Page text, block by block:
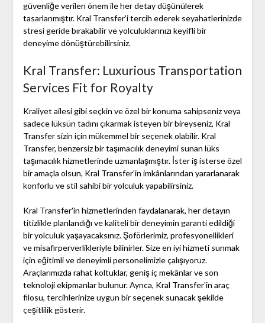
güvenliğe verilen önem ile her detay düşünülerek
tasarlanmıştır. Kral Transfer'i tercih ederek seyahatlerinizde
stresi geride bırakabilir ve yolculuklarınızı keyifli bir
deneyime dönüştürebilirsiniz.
Kral Transfer: Luxurious Transportation
Services Fit for Royalty
Kraliyet ailesi gibi seçkin ve özel bir konuma sahipseniz veya
sadece lüksün tadını çıkarmak isteyen bir bireyseniz, Kral
Transfer sizin için mükemmel bir seçenek olabilir. Kral
Transfer, benzersiz bir taşımacılık deneyimi sunan lüks
taşımacılık hizmetlerinde uzmanlaşmıştır. İster iş isterse özel
bir amaçla olsun, Kral Transfer'in imkânlarından yararlanarak
konforlu ve stil sahibi bir yolculuk yapabilirsiniz.
Kral Transfer'in hizmetlerinden faydalanarak, her detayın
titizlikle planlandığı ve kaliteli bir deneyimin garanti edildiği
bir yolculuk yaşayacaksınız. Şoförlerimiz, profesyonellikleri
ve misafirperverlikleriyle bilinirler. Size en iyi hizmeti sunmak
için eğitimli ve deneyimli personelimizle çalışıyoruz.
Araçlarımızda rahat koltuklar, geniş iç mekânlar ve son
teknoloji ekipmanlar bulunur. Ayrıca, Kral Transfer'in araç
filosu, tercihlerinize uygun bir seçenek sunacak şekilde
çeşitlilik gösterir.